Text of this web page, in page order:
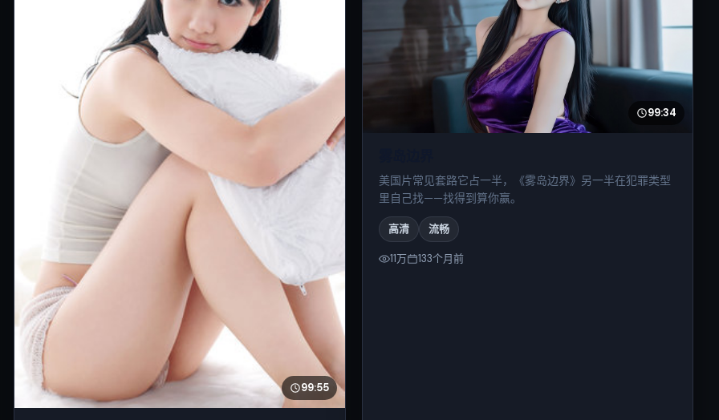
99:55
99:34
美国片常见套路它占一半，《雾岛边界》另一半在犯罪类型
里自己找——找得到算你赢。
高清 流畅
11万 133个月前